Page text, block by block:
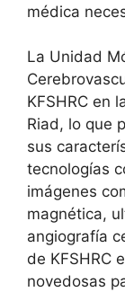
médica
La Unidad
KFSHRC en
Riad, lo que
sus
tecnologías
imágenes
magnética,
angiografía
de KFSHRC
novedosas